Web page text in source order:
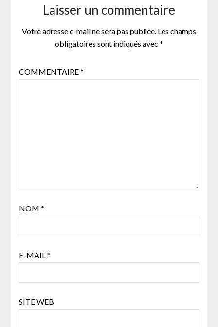
Laisser un commentaire
Votre adresse e-mail ne sera pas publiée. Les champs
obligatoires sont indiqués avec *
COMMENTAIRE*
NOM *
E-MAIL*
SITE WEB